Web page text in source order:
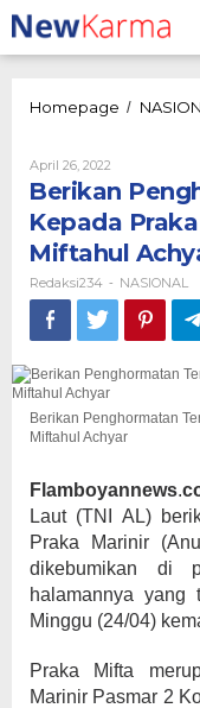
Lewati
ke
konten
Homepage /
April 26, 2022
Redaksi234
Berikan
Kepada
Miftahul
Redaksi234 - NASIONAL
Berikan Penghormatan
Miftahul Achyar
Flamboyannews.
Laut (TNI AL)
Praka Marinir
dikebumikan di
halamannya yang
Minggu (24/04)
Praka Mifta
Marinir Pasmar 2